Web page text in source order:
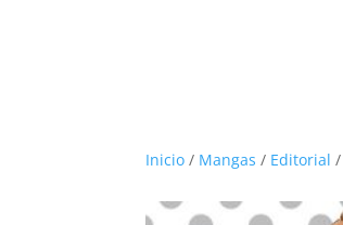
Inicio / Mangas / Editorial /